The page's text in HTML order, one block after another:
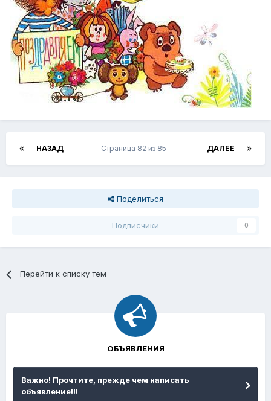
НАЗАД ДАЛЕЕ
Страница 82 из 85
Поделиться
Подписчики 0
Перейти к списку тем
ОБЪЯВЛЕНИЯ
Важно! Прочтите, прежде чем написать
объявление!!!